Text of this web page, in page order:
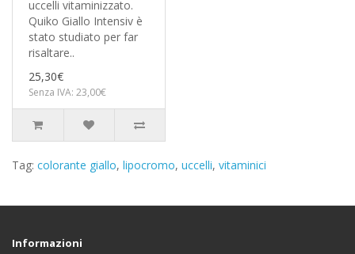
uccelli vitaminizzato.
Quiko Giallo Intensiv è
stato studiato per far
risaltare..
25,30€
Senza IVA: 23,00€
Tag: colorante giallo, lipocromo, uccelli, vitaminici
Informazioni